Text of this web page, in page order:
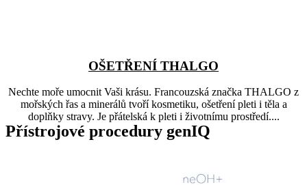
OŠETŘENÍ THALGO
Nechte moře umocnit Vaši krásu. Francouzská značka THALGO z
mořských řas a minerálů tvoří kosmetiku, ošetření pleti i těla a
doplňky stravy. Je přátelská k pleti i životnímu prostředí....
Přístrojové procedury genIQ